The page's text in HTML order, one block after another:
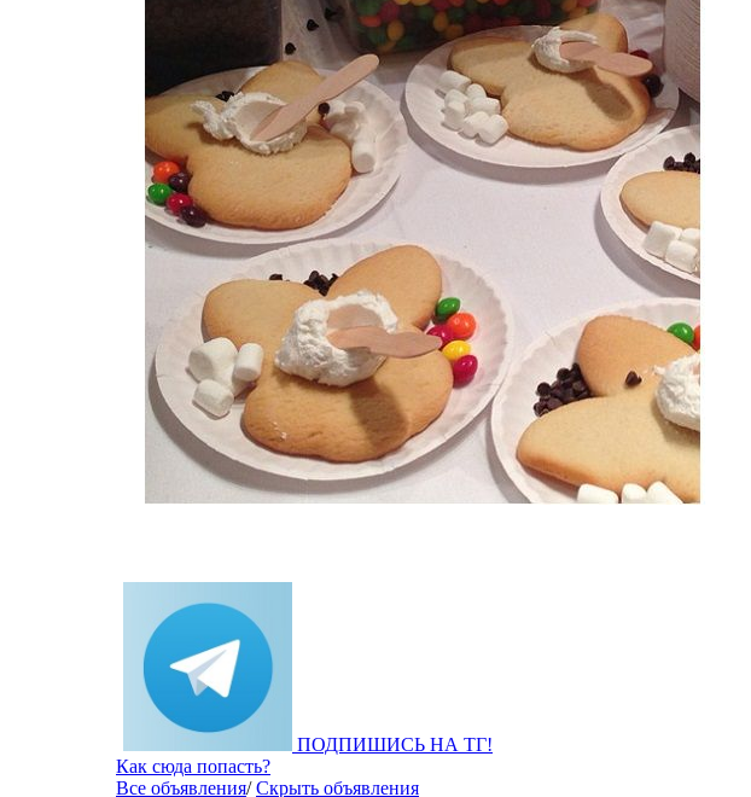
ПОДПИШИСЬ НА ТГ!
Как сюда попасть?
Все объявления/Скрыть объявления